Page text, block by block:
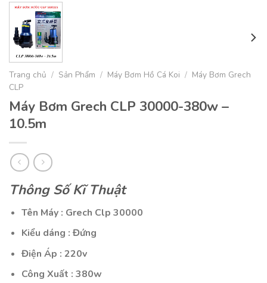
Trang chủ / Sản Phẩm / Máy Bơm Hồ Cá Koi / Máy Bơm Grech
CLP
Máy Bơm Grech CLP 30000-380w –
10.5m
Thông Số Kĩ Thuật
Tên Máy : Grech Clp 30000
Kiểu dáng : Đứng
Điện Áp : 220v
Công Xuất : 380w